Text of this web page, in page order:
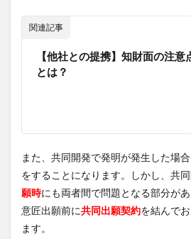
関連記事
【他社との提携】知財面の注意
とは？
また、共同開発で発明が発生した場
をすることになります。しかし、共
願時にも両者間で問題となる部分が
意匠出願前に共同出願契約を結んで
ます。